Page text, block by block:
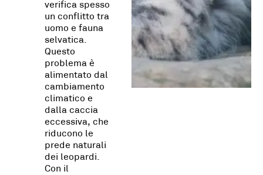
verifica spesso
un conflitto tra
uomo e fauna
selvatica.
Questo
problema è
alimentato dal
cambiamento
climatico e
dalla caccia
eccessiva, che
riducono le
prede naturali
dei leopardi.
Con il